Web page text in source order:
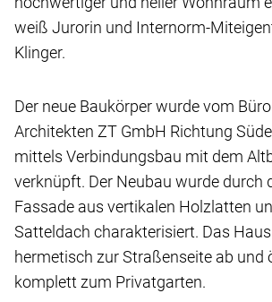
weiß Jurorin und Internorm-
Klinger.
Der neue Baukörper wurde vom
Architekten ZT GmbH Richtung
mittels Verbindungsbau mit dem
verknüpft. Der Neubau wurde durch
Fassade aus vertikalen Holzlatten
Satteldach charakterisiert. Das
hermetisch zur Straßenseite ab und
komplett zum Privatgarten.